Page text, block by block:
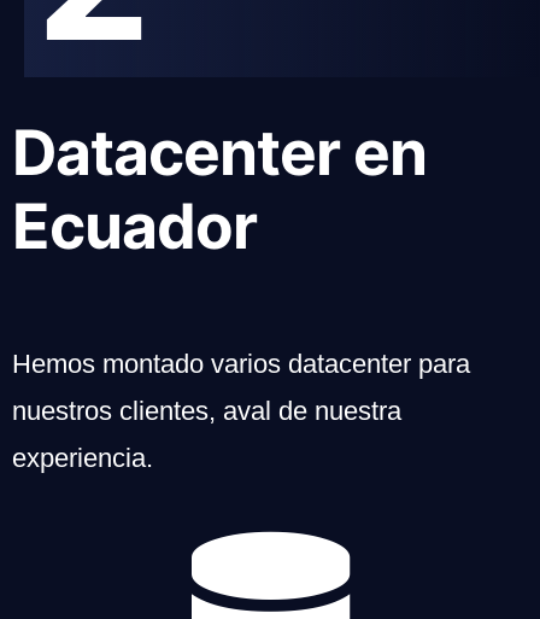
Datacenter en
Ecuador
Hemos montado varios datacenter para
nuestros clientes, aval de nuestra
experiencia.